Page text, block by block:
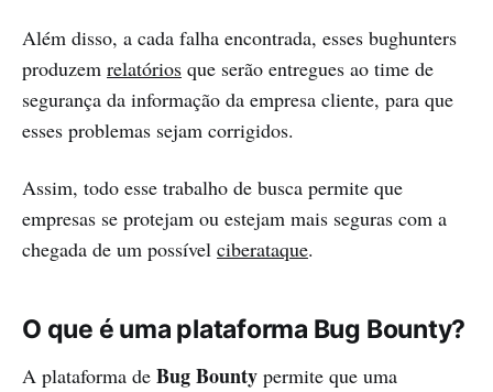
Além disso, a cada falha encontrada, esses bughunters
produzem relatórios que serão entregues ao time de
segurança da informação da empresa cliente, para que
esses problemas sejam corrigidos.
Assim, todo esse trabalho de busca permite que
empresas se protejam ou estejam mais seguras com a
chegada de um possível ciberataque.
O que é uma plataforma Bug Bounty?
A plataforma de Bug Bounty permite que uma